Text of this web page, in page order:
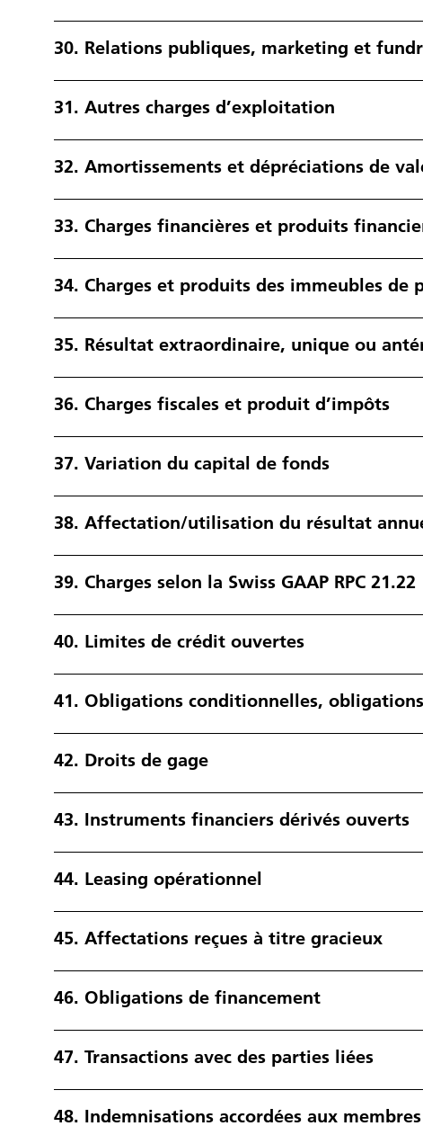
30. Relations publiques, marketing et
31. Autres charges d’exploitation
32. Amortissements et dépréciations de
33. Charges financières et produits
34. Charges et produits des immeubles de
35. Résultat extraordinaire, unique ou
36. Charges fiscales et produit d’impôts
37. Variation du capital de fonds
38. Affectation/utilisation du résultat
39. Charges selon la Swiss GAAP RPC 21.22
40. Limites de crédit ouvertes
41. Obligations conditionnelles,
42. Droits de gage
43. Instruments financiers dérivés ouverts
44. Leasing opérationnel
45. Affectations reçues à titre gracieux
46. Obligations de financement
47. Transactions avec des parties liées
48. Indemnisations accordées aux